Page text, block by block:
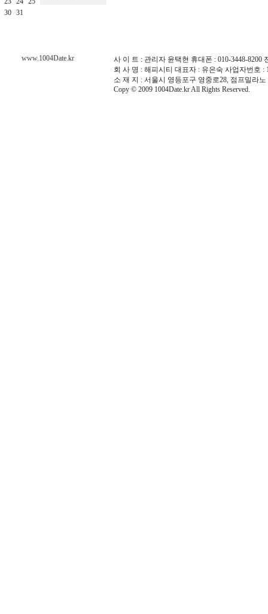
30 31
사 이 트 : 관리자 윤택현 휴대폰 : 010-3448-8200
회 사 명 : 해피시티 대표자 : 유은숙 사업자번호 :
소 재 지 : 서울시 영등포구 영중로28, 점프밀라노
Copy © 2009 1004Date.kr All Rights Reserved.
www.1004Date.kr